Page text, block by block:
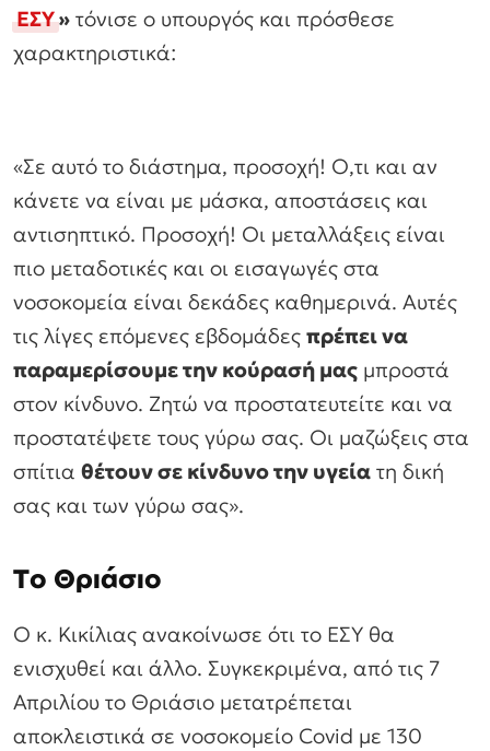
ΕΣΥ» τόνισε ο υπουργός και πρόσθεσε
χαρακτηριστικά:
«Σε αυτό το διάστημα, προσοχή! Ο,τι και αν
κάνετε να είναι με μάσκα, αποστάσεις και
αντισηπτικό. Προσοχή! Οι μεταλλάξεις είναι
πιο μεταδοτικές και οι εισαγωγές στα
νοσοκομεία είναι δεκάδες καθημερινά. Αυτές
τις λίγες επόμενες εβδομάδες πρέπει να
παραμερίσουμε την κούρασή μας μπροστά
στον κίνδυνο. Ζητώ να προστατευτείτε και να
προστατέψετε τους γύρω σας. Οι μαζώξεις στα
σπίτια θέτουν σε κίνδυνο την υγεία τη δική
σας και των γύρω σας».
Το Θριάσιο
Ο κ. Κικίλιας ανακοίνωσε ότι το ΕΣΥ θα
ενισχυθεί και άλλο. Συγκεκριμένα, από τις 7
Απριλίου το Θριάσιο μετατρέπεται
αποκλειστικά σε νοσοκομείο Covid με 130